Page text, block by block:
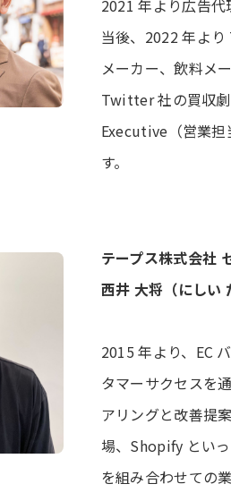
2021 年より広告
当後、2022 年よ
メーカー、飲料メ
Twitter 社の買収
Executive（営業担
す。
テープス株式会社
西井 大将（にしい
2015 年より、EC
タマーサクセスを
アリングと改善提
場、Shopify とい
を組み合わせての